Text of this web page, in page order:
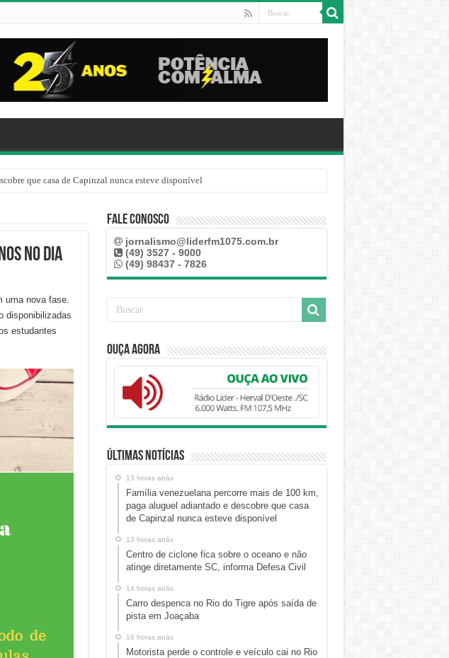
que casa de Capinzal nunca esteve disponível
Defesa Civil
no dia
uma nova fase.
disponibilizadas
estudantes
Fale Conosco
jornalismo@liderfm1075.com.br
(49) 3527 - 9000
(49) 98437 - 7826
Ouça Agora
Últimas Notícias
13 horas atrás
Família venezuelana percorre mais de 100 km,
paga aluguel adiantado e descobre que casa
de Capinzal nunca esteve disponível
13 horas atrás
Centro de ciclone fica sobre o oceano e não
atinge diretamente SC, informa Defesa Civil
14 horas atrás
Carro despenca no Rio do Tigre após saída de
pista em Joaçaba
16 horas atrás
Motorista perde o controle e veículo cai no Rio